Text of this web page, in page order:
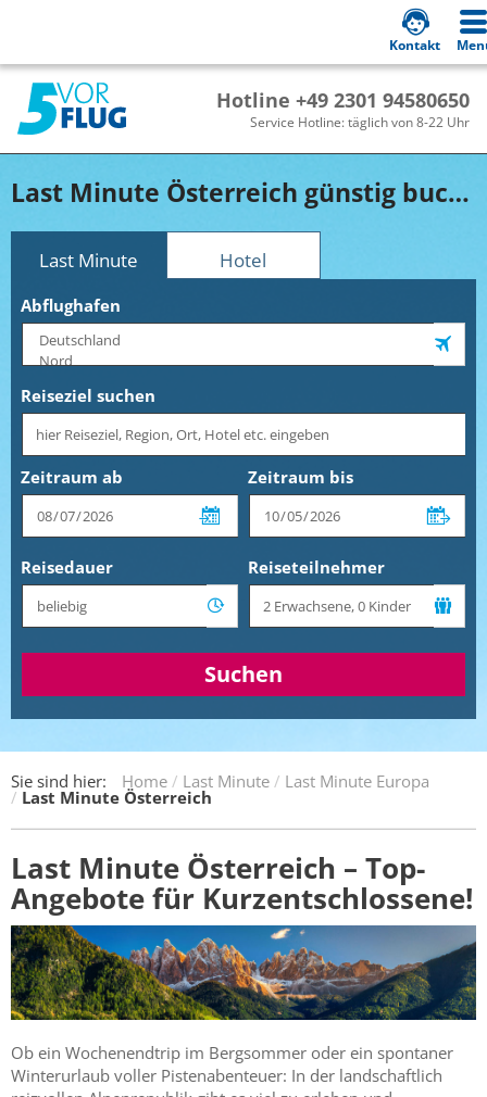
Hotline +49 2301 94580650
Service Hotline: täglich von 8-22 Uhr
Kontakt
Last Minute Österreich günstig buchen!
Last Minute Hotel
Abflughafen
Reiseziel suchen
Zeitraum ab Zeitraum bis
Reisedauer Reiseteilnehmer
Suchen
Sie sind hier: Home Last Minute Last Minute Europa
Last Minute Österreich
Last Minute Österreich – Top-
Angebote für Kurzentschlossene!
Ob ein Wochenendtrip im Bergsommer oder ein spontaner
Winterurlaub voller Pistenabenteuer: In der landschaftlich